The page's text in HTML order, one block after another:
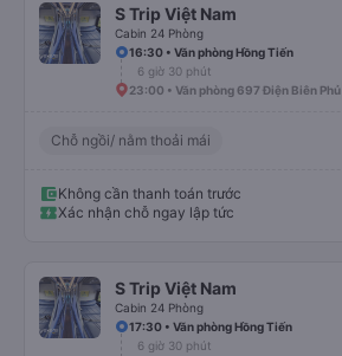
S Trip Việt Nam
Cabin 24 Phòng
16:30 • Văn phòng Hồng Tiến
6 giờ 30 phút
23:00 • Văn phòng 697 Điện Biên Phủ
Chỗ ngồi/ nằm thoải mái
Không cần thanh toán trước
Xác nhận chỗ ngay lập tức
S Trip Việt Nam
Cabin 24 Phòng
17:30 • Văn phòng Hồng Tiến
6 giờ 30 phút